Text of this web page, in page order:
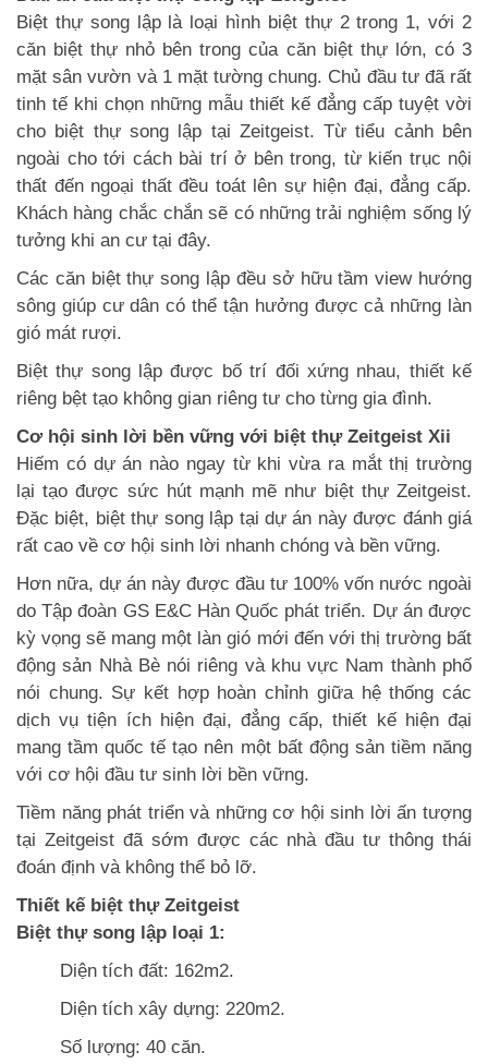
Biệt thự song lập là loại hình biệt thự 2 trong 1, với 2
căn biệt thự nhỏ bên trong của căn biệt thự lớn, có 3
mặt sân vườn và 1 mặt tường chung. Chủ đầu tư đã rất
tinh tế khi chọn những mẫu thiết kế đẳng cấp tuyệt vời
cho biệt thự song lập tại Zeitgeist. Từ tiểu cảnh bên
ngoài cho tới cách bài trí ở bên trong, từ kiến trục nội
thất đến ngoại thất đều toát lên sự hiện đại, đẳng cấp.
Khách hàng chắc chắn sẽ có những trải nghiệm sống lý
tưởng khi an cư tại đây.
Các căn biệt thự song lập đều sở hữu tầm view hướng
sông giúp cư dân có thể tận hưởng được cả những làn
gió mát rượi.
Biệt thự song lập được bố trí đối xứng nhau, thiết kế
riêng bệt tạo không gian riêng tư cho từng gia đình.
Cơ hội sinh lời bền vững với biệt thự Zeitgeist Xii
Hiếm có dự án nào ngay từ khi vừa ra mắt thị trường
lại tạo được sức hút mạnh mẽ như biệt thự Zeitgeist.
Đặc biệt, biệt thự song lập tại dự án này được đánh giá
rất cao về cơ hội sinh lời nhanh chóng và bền vững.
Hơn nữa, dự án này được đầu tư 100% vốn nước ngoài
do Tập đoàn GS E&C Hàn Quốc phát triển. Dự án được
kỳ vọng sẽ mang một làn gió mới đến với thị trường bất
động sản Nhà Bè nói riêng và khu vực Nam thành phố
nói chung. Sự kết hợp hoàn chỉnh giữa hệ thống các
dịch vụ tiện ích hiện đại, đẳng cấp, thiết kế hiện đại
mang tầm quốc tế tạo nên một bất động sản tiềm năng
với cơ hội đầu tư sinh lời bền vững.
Tiềm năng phát triển và những cơ hội sinh lời ấn tượng
tại Zeitgeist đã sớm được các nhà đầu tư thông thái
đoán định và không thể bỏ lỡ.
Thiết kế biệt thự Zeitgeist
Biệt thự song lập loại 1:
Diện tích đất: 162m2.
Diện tích xây dựng: 220m2.
Số lượng: 40 căn.